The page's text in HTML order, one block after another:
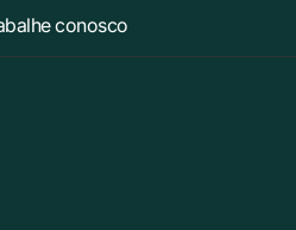
conosco